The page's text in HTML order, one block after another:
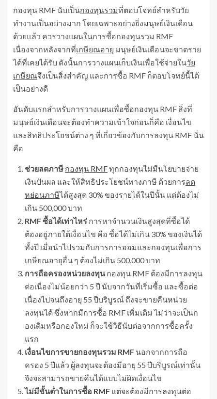
กองทุน RMF นับเป็นกองทุนรวมที่ตอบโจทย์สำหรับวัย
ทำงานเป็นอย่างมาก โดยเฉพาะอย่างยิ่งมนุษย์เงินเดือน
ด้วยแล้ว ควรวางแผนในการซื้อกองทุนรวม RMF
เนื่องจากหลังจากที่เกษียณอายุ มนุษย์เงินเดือนจะขาดราย
ได้ที่เคยได้รับ ดังนั้นการวางแผนเก็บเงินเพื่อใช้จ่ายในวัย
เกษียณจึงเป็นสิ่งสำคัญ และการซื้อ RMF ก็ตอบโจทย์นี้ได้
เป็นอย่างดี
อันดับแรกสำหรับการวางแผนเพื่อซื้อกองทุน RMF สิ่งที่
มนุษย์เงินเดือนจะต้องทำความเข้าใจก่อนก็คือ เงื่อนไข
และสิทธิประโยชน์ต่าง ๆ ที่เกี่ยวข้องกับการลงทุน RMF นั่น
คือ
ช่วยลดภาษี กองทุน RMFทุกกองทุนไม่มีนโยบายจ่าย
เงินปันผล และให้สิทธิประโยชน์ทางภาษี ด้วยการลด
หย่อนภาษีได้สูงสุด 30% ของรายได้ในปีนั้น แต่ต้องไม่
เกิน 500,000 บาท
RMF ซื้อได้เท่าไหร่ การหาจำนวนเงินสูงสุดที่ซื้อได้
ต้องอยู่ภายใต้เงื่อนไข คือ ซื้อได้ไม่เกิน 30% ของเงินได้
ทั้งปี เมื่อนำไปรวมกับการการออมและกองทุนเพื่อการ
เกษียณอายุอื่น ๆ ต้องไม่เกิน 500,000 บาท
การถือครองหน่วยลงทุนกองทุน RMF ต้องมีการลงทุน
ต่อเนื่องไม่น้อยกว่า 5 ปี นับจากวันที่เริ่มซื้อ และซื้อต่อ
เนื่องไปจนถึงอายุ 55 ปีบริบูรณ์ ถึงจะขายคืนหน่วย
ลงทุนได้ ซึ่งหากมีการซื้อ RMF เพิ่มเติม ไม่ว่าจะเป็นก
องเดิมหรือกองใหม่ ก็จะใช้วิธีนับต่อจากการซื้อครั้ง
แรก
เงื่อนไขการขายกองทุนรวม RMF นอกจากการถือ
ครอง 5 ปีแล้ว ผู้ลงทุนจะต้องมีอายุ 55 ปีบริบูรณ์เท่านั้น
จึงจะสามารถขายคืนได้แบบไม่ผิดเงื่อนไข
ไม่มีขั้นต่ำในการซื้อ RMF แต่จะต้องมีการลงทุนต่อ